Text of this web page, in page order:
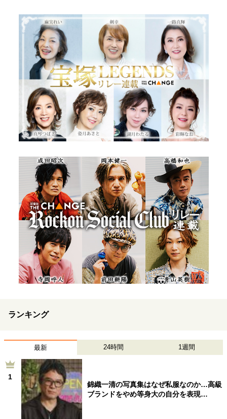
ランキング
最新 24時間 1週間
1
錦織一清の写真集はなぜ私服なのか…高級
ブランドをやめ等身大の自分を表現…